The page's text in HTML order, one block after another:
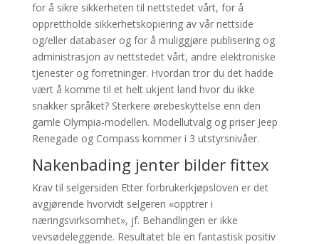
for å sikre sikkerheten til nettstedet vårt, for å
opprettholde sikkerhetskopiering av vår nettside
og/eller databaser og for å muliggjøre publisering og
administrasjon av nettstedet vårt, andre elektroniske
tjenester og forretninger. Hvordan tror du det hadde
vært å komme til et helt ukjent land hvor du ikke
snakker språket? Sterkere ørebeskyttelse enn den
gamle Olympia-modellen. Modellutvalg og priser Jeep
Renegade og Compass kommer i 3 utstyrsnivåer.
Nakenbading jenter bilder fittex
Krav til selgersiden Etter forbrukerkjøpsloven er det
avgjørende hvorvidt selgeren «opptrer i
næringsvirksomhet», jf. Behandlingen er ikke
vevsødeleggende. Resultatet ble en fantastisk positiv